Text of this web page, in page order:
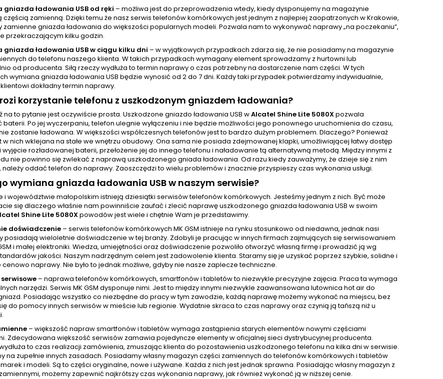
gniazda ładowania USB od ręki – możliwa jest do przeprowadzenia wtedy, kiedy dysponujemy na magazynie
zamienną. Dzięki temu że nasz serwis telefonów komórkowych jest jednym z najlepiej zaopatrzonych w Krakowie,
gniazda ładowania do większości popularnych modeli. Pozwala nam to wykonywać naprawy „na poczekaniu”,
przekraczającym kilku godzin.
gniazda ładowania USB w ciągu kilku dni – w wyjątkowych przypadkach zdarza się, że nie posiadamy na magazynie
do telefonu naszego klienta. W takich przypadkach wymagany element sprowadzamy z hurtowni lub
od producenta. Siłą rzeczy wydłuża to termin naprawy o czas potrzebny na dostarczenie nam części. W tych
wymiana gniazda ładowania USB będzie wynosić od 2 do 7 dni. Każdy taki przypadek potwierdzamy indywidualnie,
dokładny termin naprawy.
korzystanie telefonu z uszkodzonym gniazdem ładowania?
na to pytanie jest oczywiście prosta. Uszkodzone gniazdo ładowania USB wAlcatel Shine Lite 5080Xpozwala
baterii. Po jej wyczerpaniu, telefon ulegnie wyłączeniu i nie będzie możliwości jego ponownego uruchomienia do czasu,
zostanie ładowana. W większości współczesnych telefonów jest to bardzo dużym problemem. Dlaczego? Ponieważ
nich wklejana na stałe we wnętrzu obudowy. Ona sama nie posiada zdejmowanej klapki, umożliwiającej łatwy dostęp
rozładowanej baterii, przełożenie jej do innego telefonu i naładowanie tą alternatywną metodą. Między innymi z
nie powinno się zwlekać z naprawą uszkodzonego gniada ładowania. Od razu kiedy zauważymy, że dzieje się z nim
należy oddać telefon do naprawy. Zaoszczędzi to wielu problemów i znacznie przyspieszy czas wykonania usługi.
wymiana gniazda ładowania USB w naszym serwisie?
i województwie małopolskim istnieją dziesiątki serwisów telefonów komórkowych. Jesteśmy jednym z nich. Być może
się dlaczego właśnie nam powinniście zaufać i zlecić naprawę uszkodzonego gniazda ładowania USB w swoim
Shine Lite 5080Xpowodów jest wiele i chętnie Wam je przedstawimy.
doświadczenie – serwis telefonów komórkowych MK GSM istnieje na rynku stosunkowo od niedawna, jednak nasi
posiadają wieloletnie doświadczenie w tej branży. Zdobyli je pracując w innych firmach zajmujących się serwisowaniem
i małej elektroniki. Wiedza, umiejętności oraz doświadczenie pozwoliło otworzyć własną firmę i prowadzić ją wg
jakości. Naszym nadrzędnym celem jest zadowolenie klienta. Staramy się je uzyskać poprzez szybkie, solidne i
naprawy. Nie było to jednak możliwe, gdyby nie nasze zaplecze techniczne.
– naprawa telefonów komórkowych, smartfonów i tabletów to niezwykle precyzyjne zajęcia. Praca ta wymaga
narzędzi. Serwis MK GSM dysponuje nimi. Jest to między innymi niezwykle zaawansowana lutownica hot air do
Posiadając wszystko co niezbędne do pracy w tym zawodzie, każdą naprawę możemy wykonać na miejscu, bez
do pomocy innych serwisów w mieście lub regionie. Wydatnie skraca to czas naprawy oraz czynią ją tańszą niż u
– większość napraw smartfonów i tabletów wymaga zastąpienia starych elementów nowymi częściami
Zdecydowana większość serwisów zamawia pojedyncze elementy w oficjalnej sieci dystrybucyjnej producenta.
to czas realizacji zamówienia, zmuszając klienta do pozostawienia uszkodzonego telefonu na kilka dni w serwisie.
na zupełnie innych zasadach. Posiadamy własny magazyn części zamiennych do telefonów komórkowych i tabletów
i modeli. Są to części oryginalne, nowe i używane. Każda z nich jest jednak sprawna. Posiadając własny magazyn z
możemy zapewnić najkrótszy czas wykonania naprawy, jak również wykonać ją w niższej cenie.